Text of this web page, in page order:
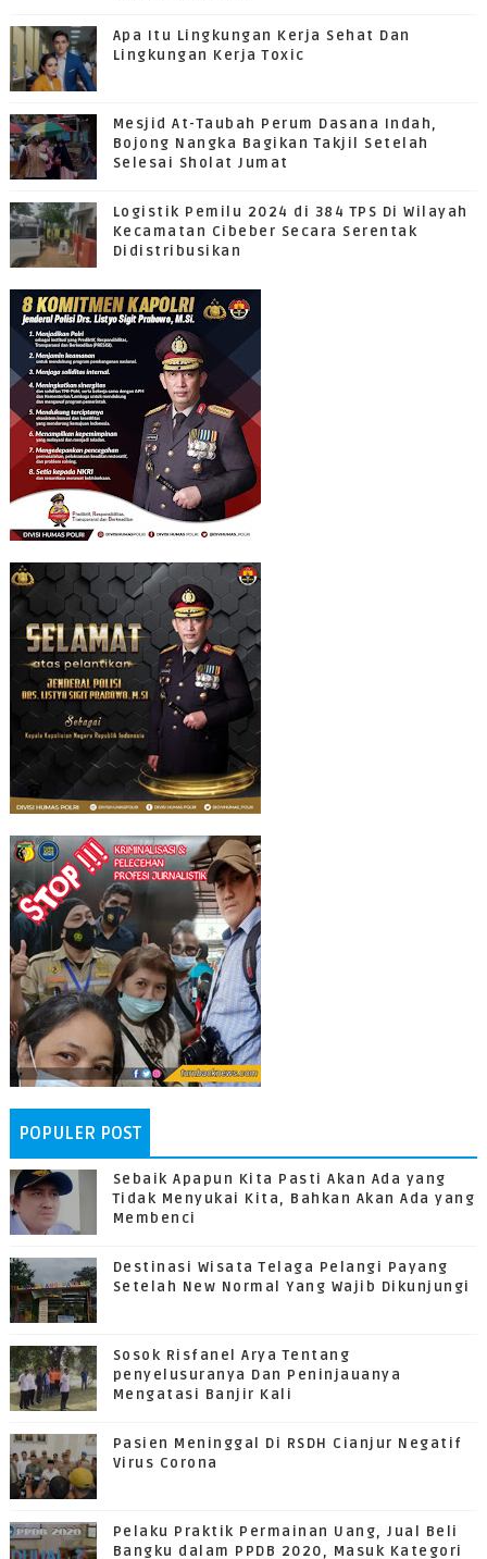
Apa Itu Lingkungan Kerja Sehat Dan
Lingkungan Kerja Toxic
Mesjid At-Taubah Perum Dasana Indah,
Bojong Nangka Bagikan Takjil Setelah
Selesai Sholat Jumat
Logistik Pemilu 2024 di 384 TPS Di Wilayah
Kecamatan Cibeber Secara Serentak
Didistribusikan
POPULER POST
Sebaik Apapun Kita Pasti Akan Ada yang
Tidak Menyukai Kita, Bahkan Akan Ada yang
Membenci
Destinasi Wisata Telaga Pelangi Payang
Setelah New Normal Yang Wajib Dikunjungi
Sosok Risfanel Arya Tentang
penyelusuranya Dan Peninjauanya
Mengatasi Banjir Kali
Pasien Meninggal Di RSDH Cianjur Negatif
Virus Corona
Pelaku Praktik Permainan Uang, Jual Beli
Bangku dalam PPDB 2020, Masuk Kategori